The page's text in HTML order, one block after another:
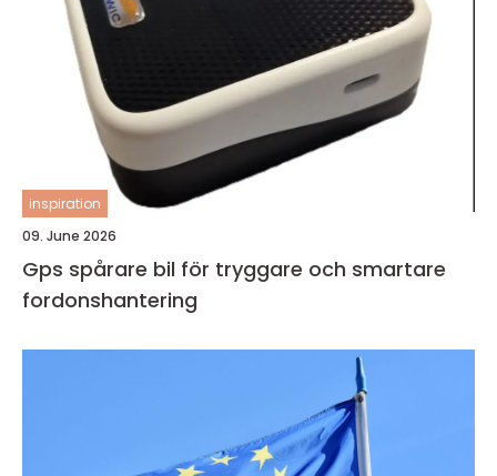
inspiration
09. June 2026
Gps spårare bil för tryggare och smartare
fordonshantering